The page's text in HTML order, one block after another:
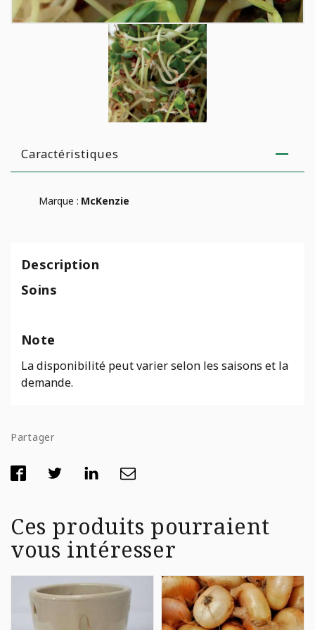
Caractéristiques
Marque : McKenzie
Description
Soins
Note
La disponibilité peut varier selon les saisons et la
demande.
Partager
Ces produits pourraient
vous intéresser